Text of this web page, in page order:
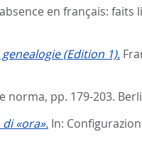
en français: faits
(Edition 1).
norma, pp. 179-203.
«ora». In: